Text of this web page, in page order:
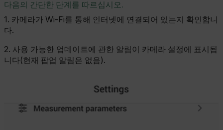
다음의 간단한 단계를 따르십시오.
1. 카메라가 Wi-Fi를 통해 인터넷에 연결되어 있는지 확인합니
다.
2. 사용 가능한 업데이트에 관한 알림이 카메라 설정에 표시됩
니다(현재 팝업 알림은 없음).